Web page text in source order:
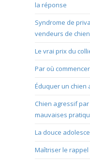
la réponse
Syndrome de
vendeurs de
Le vrai prix du
Par où
Éduquer un chien
Chien agressif
mauvaises
La douce
Maîtriser le